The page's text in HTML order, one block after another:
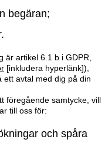
begäran;
är artikel 6.1 b i GDPR,
[inkludera hyperlänk]),
ett avtal med dig på din
föregående samtycke, vill
till oss för:
och spåra